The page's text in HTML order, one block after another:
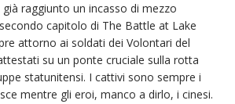
già raggiunto un incasso di mezzo
capitolo di The Battle at Lake
attorno ai soldati dei Volontari del
su un ponte cruciale sulla rotta
statunitensi. I cattivi sono sempre i
mentre gli eroi, manco a dirlo, i cinesi.